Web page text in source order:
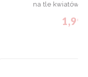
na tle kwiatów -
1,99